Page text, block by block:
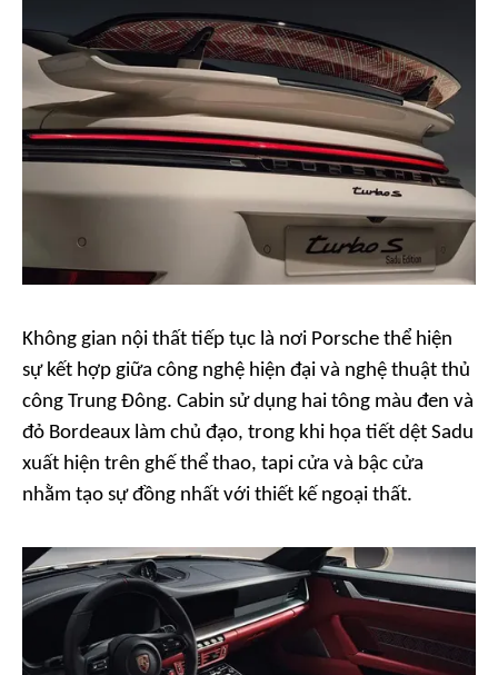
Không gian nội thất tiếp tục là nơi Porsche thể hiện
sự kết hợp giữa công nghệ hiện đại và nghệ thuật thủ
công Trung Đông. Cabin sử dụng hai tông màu đen và
đỏ Bordeaux làm chủ đạo, trong khi họa tiết dệt Sadu
xuất hiện trên ghế thể thao, tapi cửa và bậc cửa
nhằm tạo sự đồng nhất với thiết kế ngoại thất.